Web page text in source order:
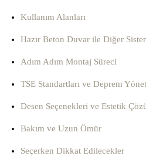
Kullanım Alanları
Hazır Beton Duvar ile Diğer
Adım Adım Montaj Süreci
TSE Standartları ve Deprem
Desen Seçenekleri ve Estetik
Bakım ve Uzun Ömür
Seçerken Dikkat Edilecekler